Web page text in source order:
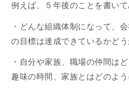
例えば、５年後のことを書いて
・どんな組織体制になって、
の目標は達成できているかど
・自分や家族、職場の仲間は
趣味の時間、家族とはどのよ